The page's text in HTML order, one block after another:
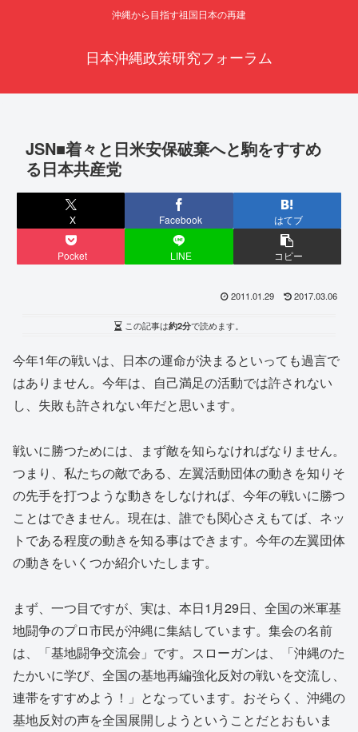
沖縄から目指す祖国日本の再建
日本沖縄政策研究フォーラム
JSN■着々と日米安保破棄へと駒をすすめ
る日本共産党
X Facebook はてブ
Pocket LINE コピー
2011.01.29 2017.03.06
この記事は約2分で読めます。
今年1年の戦いは、日本の運命が決まるといっても過言で
はありません。今年は、自己満足の活動では許されない
し、失敗も許されない年だと思います。
戦いに勝つためには、まず敵を知らなければなりません。
つまり、私たちの敵である、左翼活動団体の動きを知りそ
の先手を打つような動きをしなければ、今年の戦いに勝つ
ことはできません。現在は、誰でも関心さえもてば、ネッ
トである程度の動きを知る事はできます。今年の左翼団体
の動きをいくつか紹介いたします。
まず、一つ目ですが、実は、本日1月29日、全国の米軍基
地闘争のプロ市民が沖縄に集結しています。集会の名前
は、「基地闘争交流会」です。スローガンは、「沖縄のた
たかいに学び、全国の基地再編強化反対の戦いを交流し、
連帯をすすめよう！」となっています。おそらく、沖縄の
基地反対の声を全国展開しようということだとおもいま